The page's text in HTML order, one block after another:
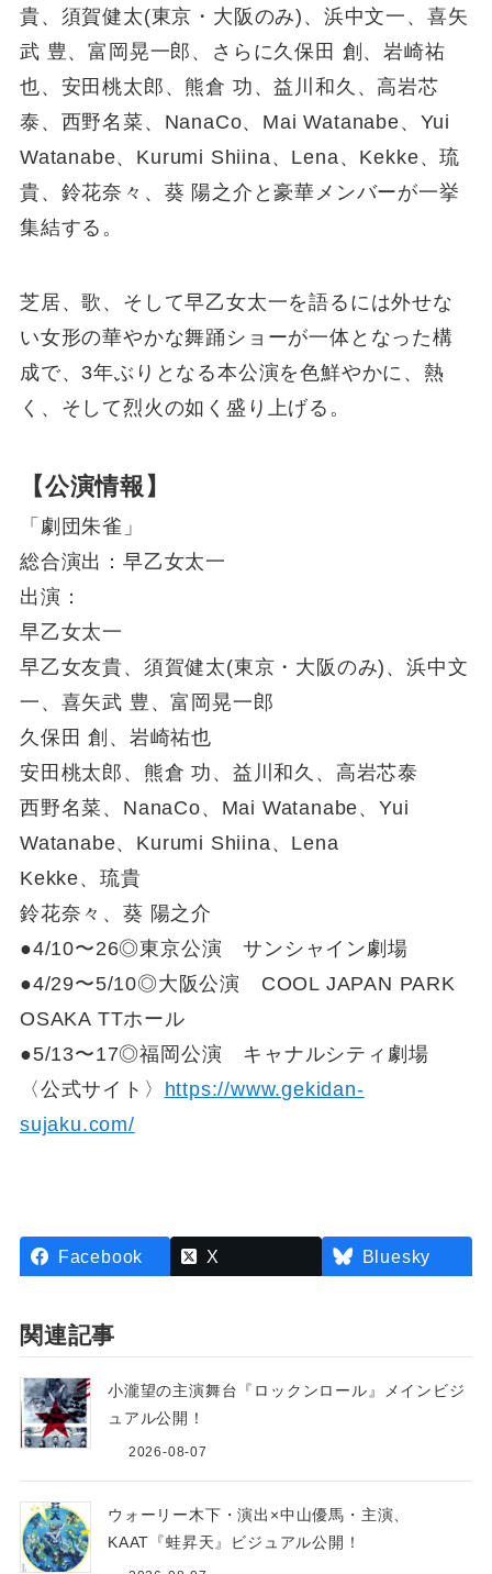
貴、須賀健太(東京・大阪のみ)、浜中文一、喜矢
武 豊、富岡晃一郎、さらに久保田 創、岩崎祐
也、安田桃太郎、熊倉 功、益川和久、高岩芯
泰、西野名菜、NanaCo、Mai Watanabe、Yui
Watanabe、Kurumi Shiina、Lena、Kekke、琉
貴、鈴花奈々、葵 陽之介と豪華メンバーが一挙
集結する。
芝居、歌、そして早乙女太一を語るには外せな
い女形の華やかな舞踊ショーが一体となった構
成で、3年ぶりとなる本公演を色鮮やかに、熱
く、そして烈火の如く盛り上げる。
【公演情報】
「劇団朱雀」
総合演出：早乙女太一
出演：
早乙女太一
早乙女友貴、須賀健太(東京・大阪のみ)、浜中文
一、喜矢武 豊、富岡晃一郎
久保田 創、岩崎祐也
安田桃太郎、熊倉 功、益川和久、高岩芯泰
西野名菜、NanaCo、Mai Watanabe、Yui
Watanabe、Kurumi Shiina、Lena
Kekke、琉貴
鈴花奈々、葵 陽之介
●4/10〜26◎東京公演 サンシャイン劇場
●4/29〜5/10◎大阪公演 COOL JAPAN PARK
OSAKA TTホール
●5/13〜17◎福岡公演 キャナルシティ劇場
〈公式サイト〉 https://www.gekidan-
sujaku.com/
Facebook X Bluesky
関連記事
小瀧望の主演舞台『ロックンロール』メインビジ
ュアル公開！
2026-08-07
ウォーリー木下・演出×中山優馬・主演、
KAAT『蛙昇天』ビジュアル公開！